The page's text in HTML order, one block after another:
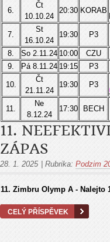
6.
Čt
10.10.24
20:30 KORAB
7.
St
16.10.24
19:30 P3
8. So 2.11.24 10:00 CZU
9.
Pá 8.11.24 19:15 P3
10.
Čt
21.11.24
19:30 P3
11.
Ne
8.12.24
17:30 BECH
11.
ZÁPAS
28. 1. 2025 Rubrika: Podzim
11. Zimbru Olymp A - Nalejto
CELÝ PŘÍSPĚVEK